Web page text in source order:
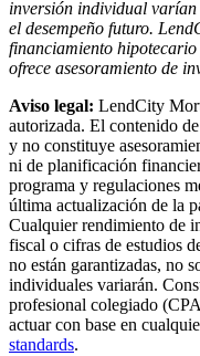
inversión individual
el desempeño futuro.
financiamiento
ofrece asesoramiento de
Aviso legal: LendCity
autorizada. El contenido
y no constituye
ni de planificación
programa y regulaciones
última actualización de la
Cualquier rendimiento de
fiscal o cifras de estudios
no están garantizadas, no
individuales variarán.
profesional colegiado
actuar con base en
standards.